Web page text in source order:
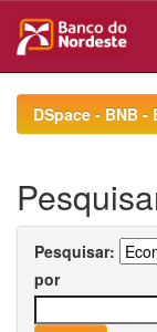
navigationDSpace - BNB
Pesquisar:
por